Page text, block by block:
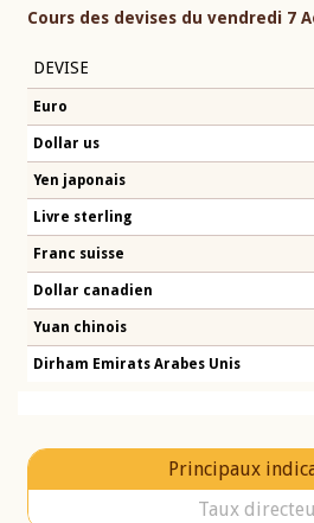
Cours des devises du vendredi 7
DEVISE
Euro
Dollar us
Yen japonais
Livre sterling
Franc suisse
Dollar canadien
Yuan chinois
Dirham Emirats Arabes Unis
Principaux
Taux